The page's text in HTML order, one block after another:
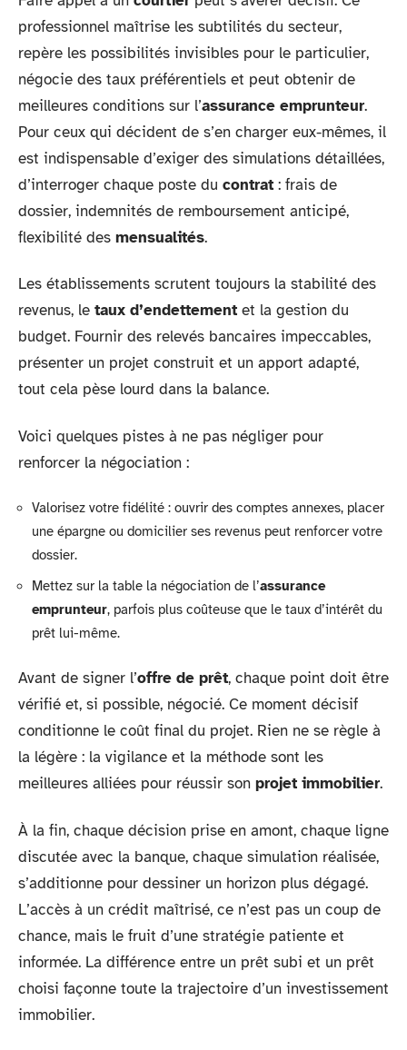
professionnel maîtrise les subtilités du secteur,
repère les possibilités invisibles pour le particulier,
négocie des taux préférentiels et peut obtenir de
meilleures conditions sur l’assurance emprunteur.
Pour ceux qui décident de s’en charger eux-mêmes, il
est indispensable d’exiger des simulations détaillées,
d’interroger chaque poste du contrat : frais de
dossier, indemnités de remboursement anticipé,
flexibilité des mensualités.
Les établissements scrutent toujours la stabilité des
revenus, le taux d’endettement et la gestion du
budget. Fournir des relevés bancaires impeccables,
présenter un projet construit et un apport adapté,
tout cela pèse lourd dans la balance.
Voici quelques pistes à ne pas négliger pour
renforcer la négociation :
Valorisez votre fidélité : ouvrir des comptes annexes, placer
une épargne ou domicilier ses revenus peut renforcer votre
dossier.
Mettez sur la table la négociation de l’assurance
emprunteur, parfois plus coûteuse que le taux d’intérêt du
prêt lui-même.
Avant de signer l’offre de prêt, chaque point doit être
vérifié et, si possible, négocié. Ce moment décisif
conditionne le coût final du projet. Rien ne se règle à
la légère : la vigilance et la méthode sont les
meilleures alliées pour réussir son projet immobilier.
À la fin, chaque décision prise en amont, chaque ligne
discutée avec la banque, chaque simulation réalisée,
s’additionne pour dessiner un horizon plus dégagé.
L’accès à un crédit maîtrisé, ce n’est pas un coup de
chance, mais le fruit d’une stratégie patiente et
informée. La différence entre un prêt subi et un prêt
choisi façonne toute la trajectoire d’un investissement
immobilier.